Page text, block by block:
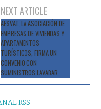
NEXT ARTICLE
AESVAT, LA ASOCIACIÓN DE
EMPRESAS DE VIVIENDAS Y
APARTAMENTOS
TURÍSTICOS, FIRMA UN
CONVENIO CON
SUMINISTROS LAVABAR
RSS